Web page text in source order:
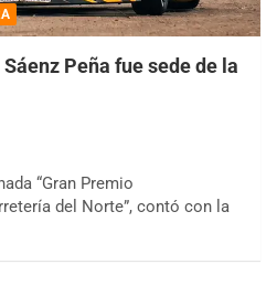
Sáenz Peña fue sede de la
“Gran Premio
del Norte”, contó con la